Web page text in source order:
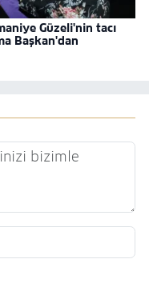
Güzeli'nin tacı
Başkan'dan